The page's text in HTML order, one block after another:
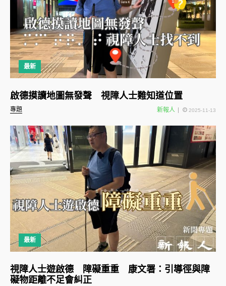
最新
專題
啟德摸讀地圖無發聲 視障人士難知道位置
新報人 2025-11-13
最新
視障人士遊啟德 障礙重重 康文署：引導徑與障
礙物距離不足會糾正